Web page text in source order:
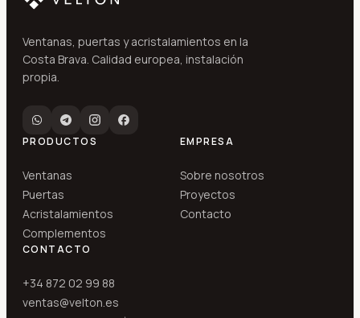
Ventanas, puertas y acristalamientos en la
Costa Brava. Calidad europea, instalación
propia.
PRODUCTOS
Ventanas
Puertas
Acristalamientos
Complementos
EMPRESA
Sobre nosotros
Proyectos
Contacto
CONTACTO
+34 872 02 99 88
ventas@velton.es